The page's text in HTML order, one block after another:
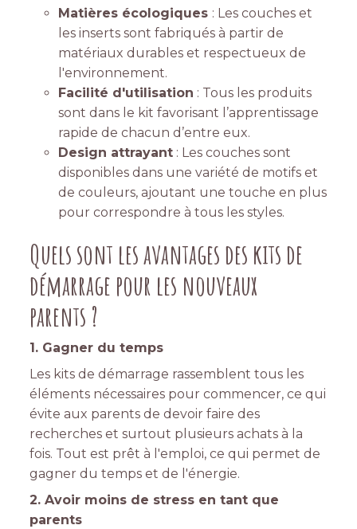
Matières écologiques : Les couches et
les inserts sont fabriqués à partir de
matériaux durables et respectueux de
l'environnement.
Facilité d'utilisation : Tous les produits
sont dans le kit favorisant l’apprentissage
rapide de chacun d’entre eux.
Design attrayant: Les couches sont
disponibles dans une variété de motifs et
de couleurs, ajoutant une touche en plus
pour correspondre à tous les styles.
Quels sont les avantages des kits de
démarrage pour les nouveaux
parents ?
1. Gagner du temps
Les kits de démarrage rassemblent tous les
éléments nécessaires pour commencer, ce qui
évite aux parents de devoir faire des
recherches et surtout plusieurs achats à la
fois. Tout est prêt à l'emploi, ce qui permet de
gagner du temps et de l'énergie.
2. Avoir moins de stress en tant que
parents